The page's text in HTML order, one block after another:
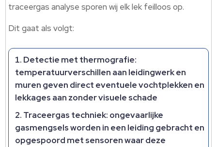
traceergas analyse sporen wij elk lek feilloos op.​
Dit gaat als volgt:
Detectie met thermografie:
temperatuurverschillen aan leidingwerk en
muren geven direct eventuele vochtplekken en
lekkages aan zonder visuele schade
Traceergas techniek: ongevaarlijke
gasmengsels worden in een leiding gebracht en
opgespoord met sensoren waar deze